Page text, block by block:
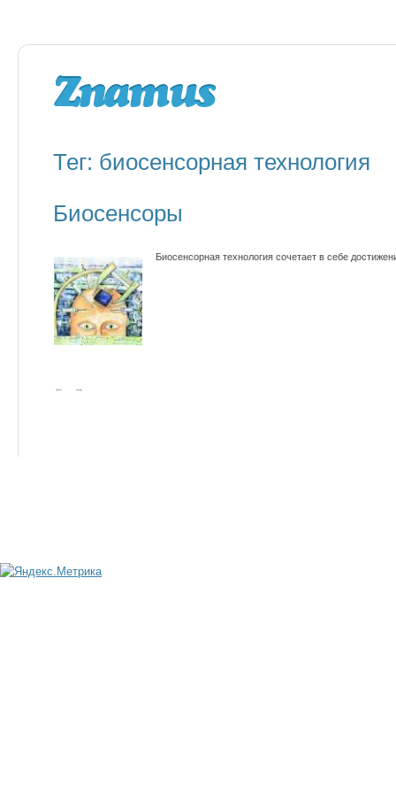
Тег: биосенсорная технология
Биосенсоры
Биосенсорная технология сочетает в себе
← →